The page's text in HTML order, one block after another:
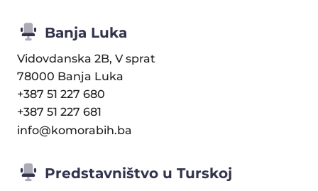
Banja Luka
Vidovdanska 2B, V sprat
78000 Banja Luka
+387 51 227 680
+387 51 227 681
info@komorabih.ba
Predstavništvo u Turskoj